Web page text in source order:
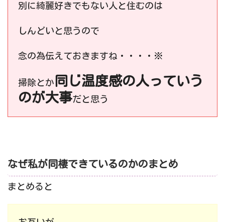
別に綺麗好きでもない人と住むのは
しんどいと思うので
念の為伝えておきますね・・・・※
掃除とか同じ温度感の人っていう
のが大事だと思う
なぜ私が同棲できているのかのまとめ
まとめると